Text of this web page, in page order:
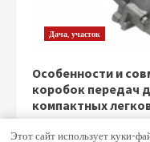
Дача, участок
Особенности и
коробок передач
компактных
Этот сайт использует куки-